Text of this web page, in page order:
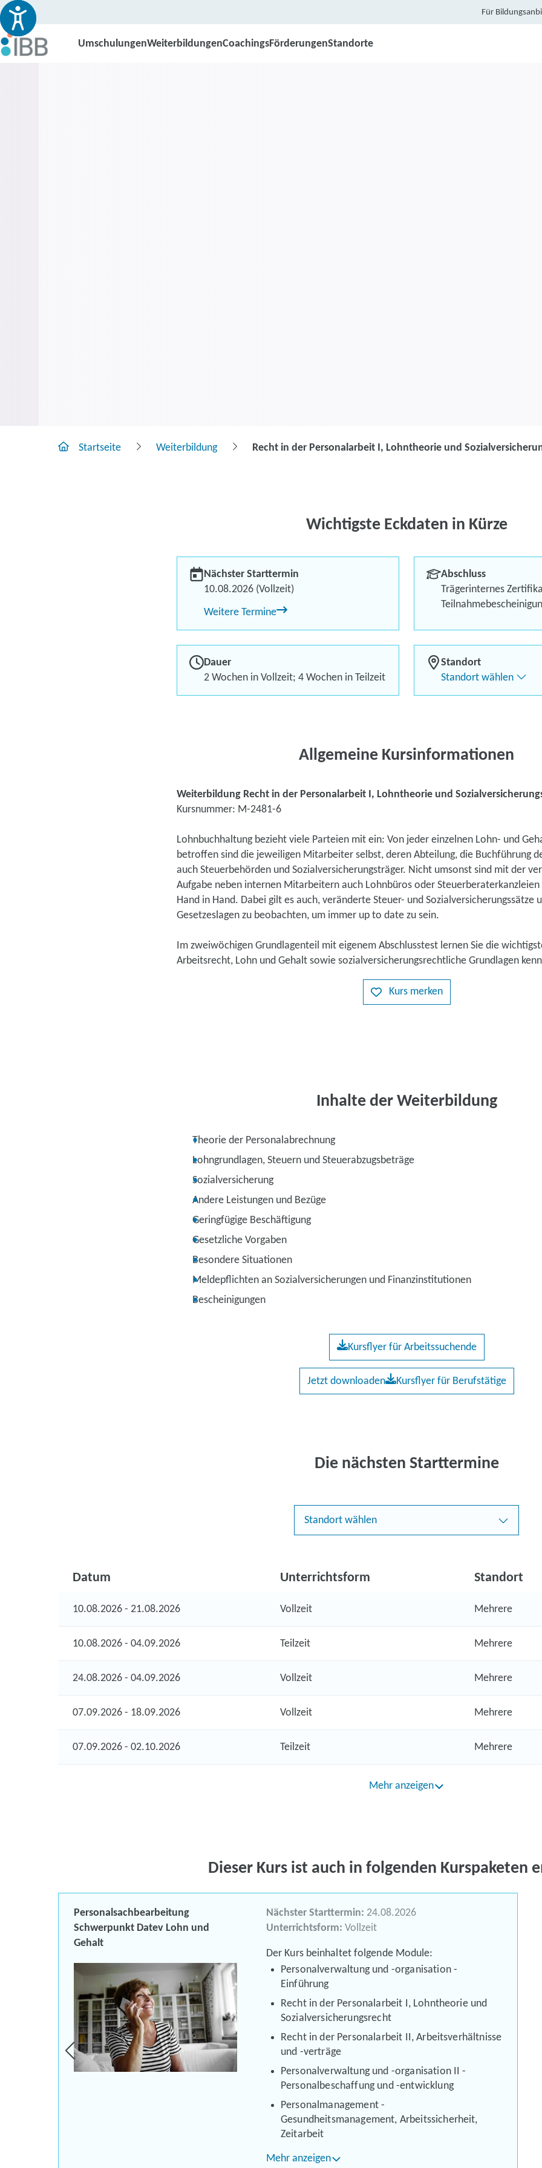
Für
UmschulungenWeiterbildungenCoachingsFörderungenStandorte
Lohntheorie
Berufliches Profil
Bis zu 100 % Förderung
Startseite Weiterbildung Recht in der Personalarbeit I, Lohntheorie und
Wichtigste Eckdaten in Kürze
Nächster Starttermin
10.08.2026 (Vollzeit)
Weitere Termine
Abschluss
Trägerinternes
Dauer
2 Wochen in Vollzeit; 4 Wochen in Teilzeit
Standort
Standort wählen
Allgemeine Kursinformationen
Weiterbildung Recht in der Personalarbeit I, Lohntheorie und
Kursnummer: M-2481-6
Lohnbuchhaltung bezieht viele Parteien mit ein: Von jeder einzelnen Lohn- und
betroffen sind die jeweiligen Mitarbeiter selbst, deren Abteilung, die Buchführung
auch Steuerbehörden und Sozialversicherungsträger. Nicht umsonst sind mit der
Aufgabe neben internen Mitarbeitern auch Lohnbüros oder
Hand in Hand. Dabei gilt es auch, veränderte Steuer- und Sozialversicherungssätze
Gesetzeslagen zu beobachten, um immer up to date zu sein.
Im zweiwöchigen Grundlagenteil mit eigenem Abschlusstest lernen Sie die
Arbeitsrecht, Lohn und Gehalt sowie sozialversicherungsrechtliche Grundlagen
Kurs merken
Inhalte der Weiterbildung
Theorie der Personalabrechnung
Lohngrundlagen, Steuern und Steuerabzugsbeträge
Sozialversicherung
Andere Leistungen und Bezüge
Geringfügige Beschäftigung
Gesetzliche Vorgaben
Besondere Situationen
Meldepflichten an Sozialversicherungen und Finanzinstitutionen
Bescheinigungen
Kursflyer für Arbeitssuchende
Jetzt downloaden Kursflyer für Berufstätige
Die nächsten Starttermine
Standort wählen
Datum Unterrichtsform Standort
10.08.2026 - 21.08.2026 Vollzeit Mehrere
10.08.2026 - 04.09.2026 Teilzeit Mehrere
24.08.2026 - 04.09.2026 Vollzeit Mehrere
07.09.2026 - 18.09.2026 Vollzeit Mehrere
07.09.2026 - 02.10.2026 Teilzeit Mehrere
Mehr anzeigen
Dieser Kurs ist auch in folgenden Kurspaketen
Personalsachbearbeitung
Schwerpunkt Datev Lohn und
Gehalt
Nächster Starttermin: 24.08.2026
Unterrichtsform: Vollzeit
Der Kurs beinhaltet folgende Module:
Personalverwaltung und -organisation -
Einführung
Recht in der Personalarbeit I, Lohntheorie und
Sozialversicherungsrecht
Recht in der Personalarbeit II, Arbeitsverhältnisse
und -verträge
Personalverwaltung und -organisation II -
Personalbeschaffung und -entwicklung
Personalmanagement -
Gesundheitsmanagement, Arbeitssicherheit,
Zeitarbeit
Mehr anzeigen